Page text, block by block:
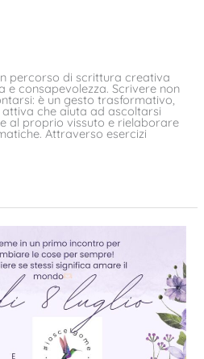
percorso di scrittura creativa
e consapevolezza. Scrivere non
è un gesto trasformativo,
che aiuta ad ascoltarsi
al proprio vissuto e rielaborare
Attraverso esercizi